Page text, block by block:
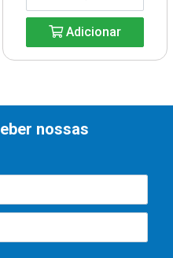
Adicionar
nossas